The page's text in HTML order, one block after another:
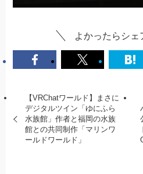
よかったらシェ
【VRChatワールド】まさに
デジタルツイン「ゆにふら
水族館」作者と福岡の水族
館との共同制作「マリンワ
ールドワールド」